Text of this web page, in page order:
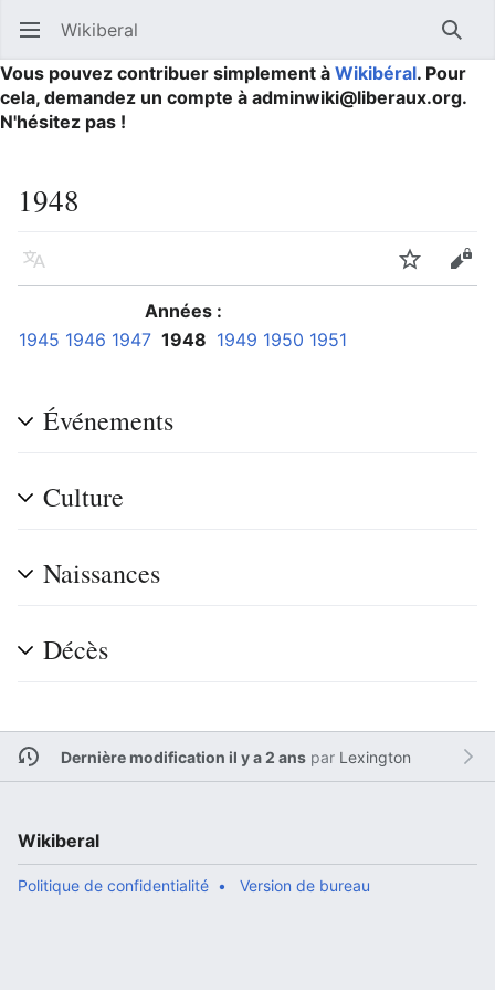
Ouvrir le menu principal Wikiberal
Vous pouvez contribuer simplement à Wikibéral. Pour
cela, demandez un compte à adminwiki@liberaux.org.
N'hésitez pas !
1948
Langue Suivre
Années :
1945 1946 1947 1948 1949 1950 1951
Événements
Culture
Naissances
Décès
Dernière modification il y a 2 anspar Lexington
Wikiberal
Politique de confidentialité Version de bureau